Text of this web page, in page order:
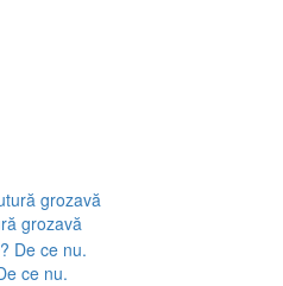
grozavă
ce nu.